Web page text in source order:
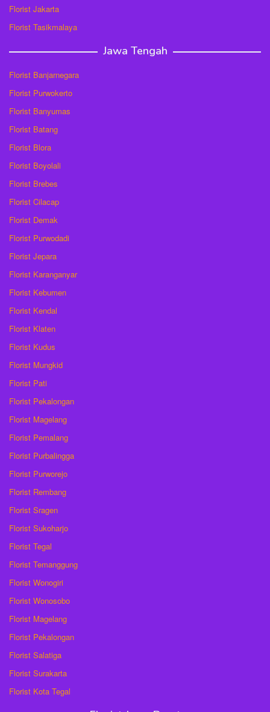
Florist Jakarta
Florist Tasikmalaya
Jawa Tengah
Florist Banjarnegara
Florist Purwokerto
Florist Banyumas
Florist Batang
Florist Blora
Florist Boyolali
Florist Brebes
Florist Cilacap
Florist Demak
Florist Purwodadi
Florist Jepara
Florist Karanganyar
Florist Kebumen
Florist Kendal
Florist Klaten
Florist Kudus
Florist Mungkid
Florist Pati
Florist Pekalongan
Florist Magelang
Florist Pemalang
Florist Purbalingga
Florist Purworejo
Florist Rembang
Florist Sragen
Florist Sukoharjo
Florist Tegal
Florist Temanggung
Florist Wonogiri
Florist Wonosobo
Florist Magelang
Florist Pekalongan
Florist Salatiga
Florist Surakarta
Florist Kota Tegal